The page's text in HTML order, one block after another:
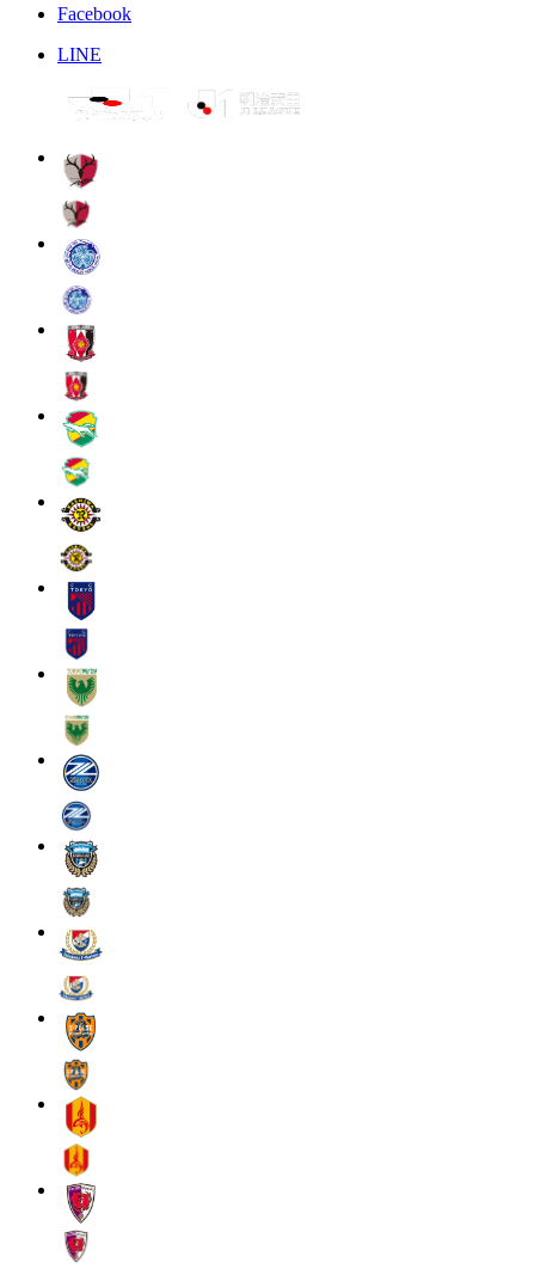
Facebook
LINE